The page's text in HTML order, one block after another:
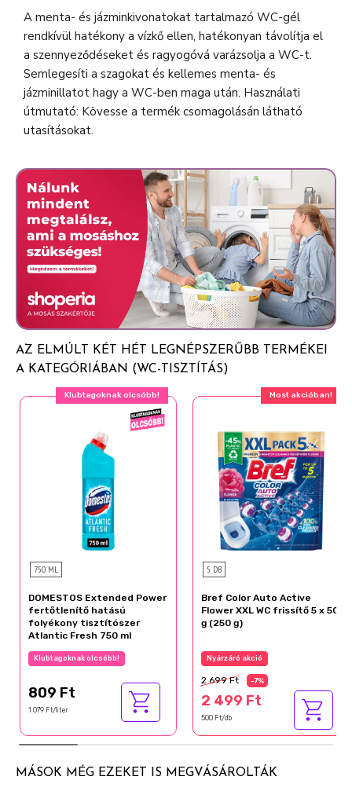
A menta- és jázminkivonatokat tartalmazó WC-gél
rendkívül hatékony a vízkő ellen, hatékonyan távolítja el
a szennyeződéseket és ragyogóvá varázsolja a WC-t.
Semlegesíti a szagokat és kellemes menta- és
jázminillatot hagy a WC-ben maga után. Használati
útmutató: Kövesse a termék csomagolásán látható
utasításokat.
AZ ELMÚLT KÉT HÉT LEGNÉPSZERŰBB TERMÉKEI
A KATEGÓRIÁBAN (WC-TISZTÍTÁS)
Klubtagoknak olcsóbb!
750 ML
DOMESTOS Extended Power
fertőtlenítő hatású
folyékony tisztítószer
Atlantic Fresh 750 ml
Klubtagoknak olcsóbb!
809 Ft
1 079 Ft/liter
Most akcióban!
5 DB
Bref Color Auto Active
Flower XXL WC frissítő 5 x 50
g (250 g)
Nyárzáró akció
2 699 Ft -7%
2 499 Ft
500 Ft/db
MÁSOK MÉG EZEKET IS MEGVÁSÁROLTÁK